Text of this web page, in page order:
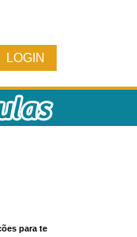
LOGIN
para te